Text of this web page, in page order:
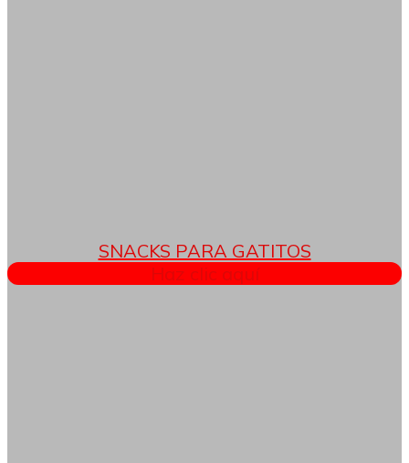
SNACKS PARA GATITOS
Haz clic aquí